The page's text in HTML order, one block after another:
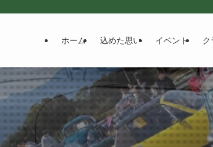
ホーム 込めた思い イベント ク